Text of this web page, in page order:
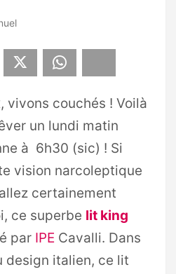
vivons couchés ! Voilà
un lundi matin
à 6h30 (sic) ! Si
vision narcoleptique
certainement
ce superbe lit king
par IPE Cavalli. Dans
design italien, ce lit